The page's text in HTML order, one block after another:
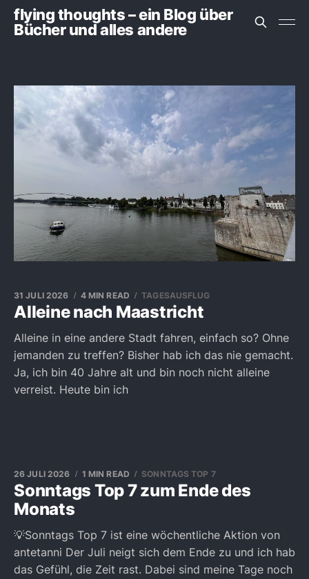
flying thoughts – ein Blog über
Bücher und alles andere
Alleine nach Maastricht
31 JULI 2026 4 MIN READ TAGESAUSFLUG
Alleine in eine andere Stadt fahren, einfach so? Ohne
jemanden zu treffen? Bisher hab ich das nie gemacht.
Ja, ich bin 40 Jahre alt und bin noch nicht alleine
verreist. Heute bin ich
Sonntags Top 7 zum Ende des
Monats
26 JULI 2026 1 MIN READ SONNTAGS TOP 7
💡Sonntags Top 7 ist eine wöchentliche Aktion von
antetanni Der Juli neigt sich dem Ende zu und ich hab
das Gefühl, die Zeit rast. Dabei sind meine Tage noch